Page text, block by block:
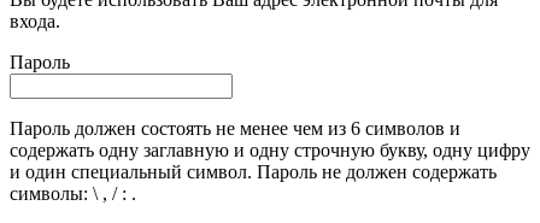
входа.
Пароль
Пароль должен состоять не менее чем из 6 символов и
содержать одну заглавную и одну строчную букву, одну цифру
и один специальный символ. Пароль не должен содержать
символы: \ , / : .